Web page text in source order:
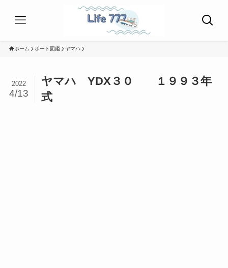
ホーム ボート図鑑 ヤマハ
ヤマハ YDX３０ １９９３年
式
2022
4/13